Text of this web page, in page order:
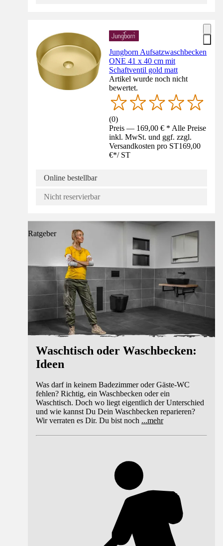
Jungborn Aufsatzwaschbecken
ONE 41 x 40 cm mit
Schaftventil gold matt
Artikel wurde noch nicht
bewertet.
(0)
Preis — 169,00 € * Alle Preise
inkl. MwSt. und ggf. zzgl.
Versandkosten pro ST169,00
€*/ ST
Online bestellbar
Nicht reservierbar
Ratgeber
Waschtisch oder Waschbecken:
Ideen
Was darf in keinem Badezimmer oder Gäste-WC
fehlen? Richtig, ein Waschbecken oder ein
Waschtisch. Doch wo liegt eigentlich der Unterschied
und wie kannst Du Dein Waschbecken reparieren?
Wir verraten es Dir. Du bist noch ...mehr